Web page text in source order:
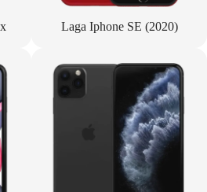
Laga Iphone SE (2020)